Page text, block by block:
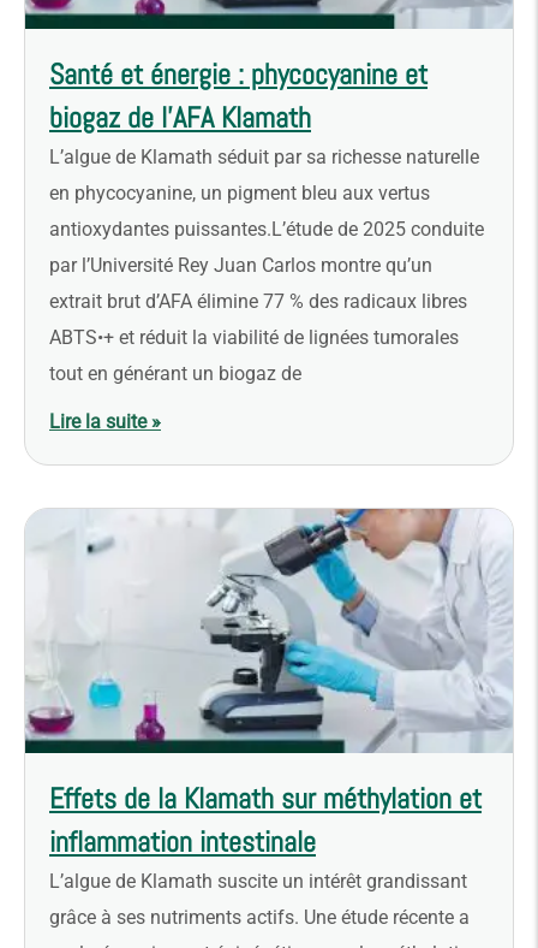
Santé et énergie : phycocyanine et
biogaz de l’AFA Klamath
L’algue de Klamath séduit par sa richesse naturelle
en phycocyanine, un pigment bleu aux vertus
antioxydantes puissantes.L’étude de 2025 conduite
par l’Université Rey Juan Carlos montre qu’un
extrait brut d’AFA élimine 77 % des radicaux libres
ABTS•+ et réduit la viabilité de lignées tumorales
tout en générant un biogaz de
Lire la suite »
Effets de la Klamath sur méthylation et
inflammation intestinale
L’algue de Klamath suscite un intérêt grandissant
grâce à ses nutriments actifs. Une étude récente a